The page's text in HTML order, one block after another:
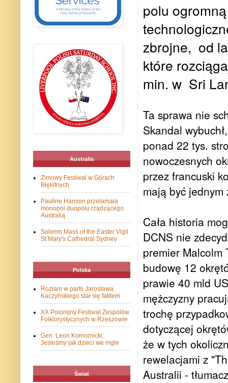
polu
zbrojne, od
które
min. w Sri
Ta sprawa nie
Skandal
ponad 22 tys.
nowoczesnych
przez francuski
mają być jednym
Cała historia
DCNS nie
premier Malcolm
budowę 12
prawie 40 mld
mężczyzny
trochę
dotyczącej
że w tych
rewelacjami z
Australii -
Australia
Zimowy Festiwal w Górach
Błękitnych
Pauline Hanson przełamała
monopol duopolu rządzącego
Australią
Solemn Mass of the Easter Vigil
St Mary's Cathedral Sydney
Polska
Rozłam w partii Jarosława
Kaczyńskiego stał się faktem
XX Polonijny Festiwal Zespołów
Folklorystycznych w Rzeszowie
Gen. Leon Komornicki:
Jesteśmy jak dzieci we mgle
Świat